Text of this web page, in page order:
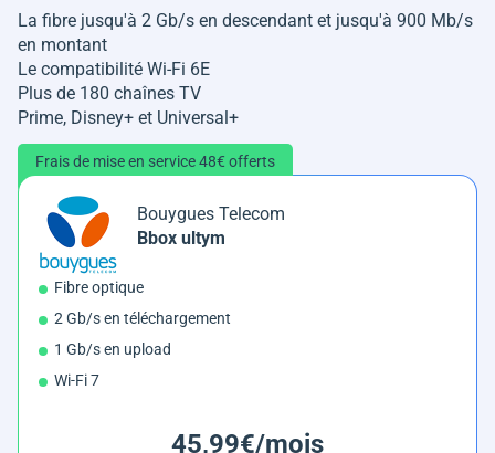
La fibre jusqu'à 2 Gb/s en descendant et jusqu'à 900 Mb/s
en montant
Le compatibilité Wi-Fi 6E
Plus de 180 chaînes TV
Prime, Disney+ et Universal+
Frais de mise en service 48€ offerts
Bouygues Telecom
Bbox ultym
Fibre optique
2 Gb/s en téléchargement
1 Gb/s en upload
Wi-Fi 7
45,99€/mois